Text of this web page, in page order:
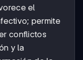
el
permite
conflictos
y la